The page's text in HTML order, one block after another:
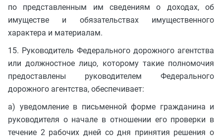
по представленным им сведениям о доходах, об
имуществе и обязательствах имущественного
характера и материалам.
15. Руководитель Федерального дорожного агентства
или должностное лицо, которому такие полномочия
предоставлены руководителем Федерального
дорожного агентства, обеспечивает:
а) уведомление в письменной форме гражданина и
руководителя о начале в отношении его проверки в
течение 2 рабочих дней со дня принятия решения о